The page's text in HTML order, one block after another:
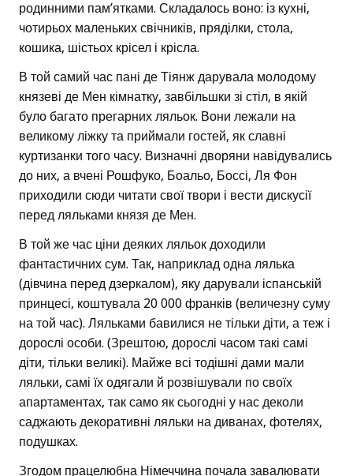
родинними пам’ятками. Складалось воно: із кухні,
чотирьох маленьких свічників, пряділки, стола,
кошика, шістьох крісел і крісла.
В той самий час пані де Тіянж дарувала молодому
князеві де Мен кімнатку, завбільшки зі стіл, в якій
було багато прегарних ляльок. Вони лежали на
великому ліжку та приймали гостей, як славні
куртизанки того часу. Визначні дворяни навідувались
до них, а вчені Рошфуко, Боальо, Боссі, Ля Фон
приходили сюди читати свої твори і вести дискусії
перед ляльками князя де Мен.
В той же час ціни деяких ляльок доходили
фантастичних сум. Так, наприклад одна лялька
(дівчина перед дзеркалом), яку дарували іспанській
принцесі, коштувала 20 000 франків (величезну суму
на той час). Ляльками бавилися не тільки діти, а теж і
дорослі особи. (Зрештою, дорослі часом такі самі
діти, тільки великі). Майже всі тодішні дами мали
ляльки, самі їх одягали й розвішували по своїх
апартаментах, так само як сьогодні у нас деколи
саджають декоративні ляльки на диванах, фотелях,
подушках.
Згодом працелюбна Німеччина почала завалювати